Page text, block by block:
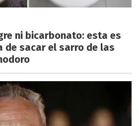
ni bicarbonato: esta es
de sacar el sarro de las